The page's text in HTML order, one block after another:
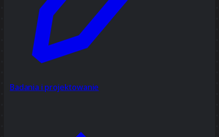
Badania i projektowanie